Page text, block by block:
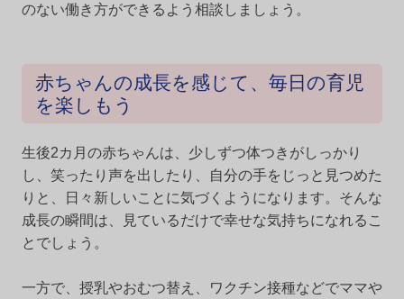
のない働き方ができるよう相談しましょう。
赤ちゃんの成長を感じて、毎日の育児
を楽しもう
生後2カ月の赤ちゃんは、少しずつ体つきがしっかり
し、笑ったり声を出したり、自分の手をじっと見つめた
りと、日々新しいことに気づくようになります。そんな
成長の瞬間は、見ているだけで幸せな気持ちになれるこ
とでしょう。
一方で、授乳やおむつ替え、ワクチン接種などでママや